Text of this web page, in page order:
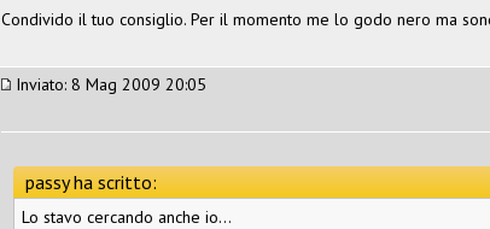
Condivido il tuo consiglio. Per il momento me lo godo nero ma
Inviato: 8 Mag 2009 20:05
passy ha scritto:
Lo stavo cercando anche io...